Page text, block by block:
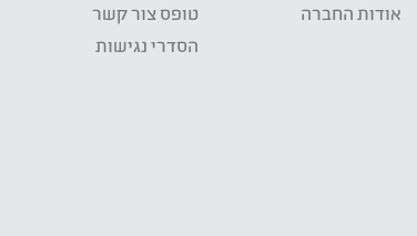
אודות החברה
טופס צור קשר
הסדרי נגישות